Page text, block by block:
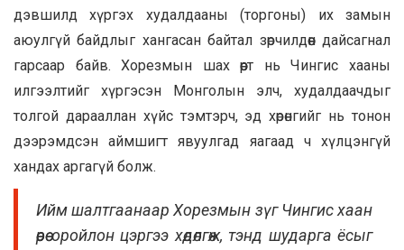
дэвшилд хүргэх худалдааны (торгоны) их замын
аюулгүй байдлыг хангасан байтал зөрчилдөөн дайсагнал
гарсаар байв. Хорезмын шах өөрт нь Чингис хааны
илгээлтийг хүргэсэн Монголын элч, худалдаачдыг
толгой дарааллан хүйс тэмтэрч, эд хөрөнгийг нь тонон
дээрэмдсэн аймшигт явуулгад яагаад ч хүлцэнгүй
хандах аргагүй болж.
Ийм шалтгаанаар Хорезмын зүг Чингис хаан
өөрөө оройлон цэргээ хөдөлгөж, тэнд шударга ёсыг